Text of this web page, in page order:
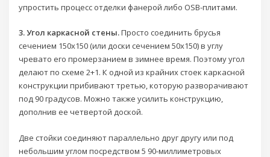
упростить процесс отделки фанерой либо OSB-плитами.
3. Угол каркасной стены.Просто соединить брусья
сечением 150х150 (или доски сечением 50х150) в углу
чревато его промерзанием в зимнее время. Поэтому угол
делают по схеме 2+1. К одной из крайних стоек каркасной
конструкции прибивают третью, которую разворачивают
под 90 градусов. Можно также усилить конструкцию,
дополнив ее четвертой доской.
Две стойки соединяют параллельно друг другу или под
небольшим углом посредством 5 90-миллиметровых